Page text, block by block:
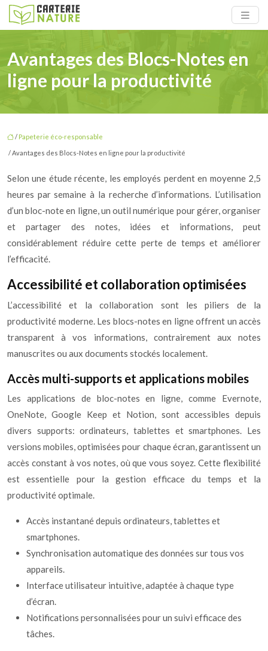
Avantages des Blocs-Notes en
ligne pour la productivité
/ Papeterie éco-responsable
/ Avantages des Blocs-Notes en ligne pour la productivité
Selon une étude récente, les employés perdent en moyenne 2,5
heures par semaine à la recherche d’informations. L’utilisation
d’un bloc-note en ligne, un outil numérique pour gérer, organiser
et partager des notes, idées et informations, peut
considérablement réduire cette perte de temps et améliorer
l’efficacité.
Accessibilité et collaboration optimisées
L’accessibilité et la collaboration sont les piliers de la
productivité moderne. Les blocs-notes en ligne offrent un accès
transparent à vos informations, contrairement aux notes
manuscrites ou aux documents stockés localement.
Accès multi-supports et applications mobiles
Les applications de bloc-notes en ligne, comme Evernote,
OneNote, Google Keep et Notion, sont accessibles depuis
divers supports: ordinateurs, tablettes et smartphones. Les
versions mobiles, optimisées pour chaque écran, garantissent un
accès constant à vos notes, où que vous soyez. Cette flexibilité
est essentielle pour la gestion efficace du temps et la
productivité optimale.
Accès instantané depuis ordinateurs, tablettes et
smartphones.
Synchronisation automatique des données sur tous vos
appareils.
Interface utilisateur intuitive, adaptée à chaque type
d’écran.
Notifications personnalisées pour un suivi efficace des
tâches.